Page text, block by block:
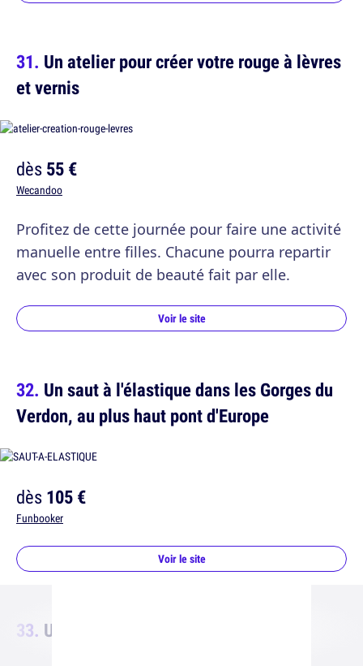
Un atelier pour créer votre rouge à lèvres
et vernis
dès55 €
Wecandoo
Profitez de cette journée pour faire une activité
manuelle entre filles. Chacune pourra repartir
avec son produit de beauté fait par elle.
Voir le site
Un saut à l'élastique dans les Gorges du
Verdon, au plus haut pont d'Europe
dès105 €
Funbooker
Voir le site
Un atelier broderie